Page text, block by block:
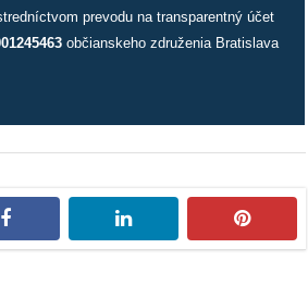
prevodu na transparentný účet
občianskeho združenia Bratislava
facebook linkedin